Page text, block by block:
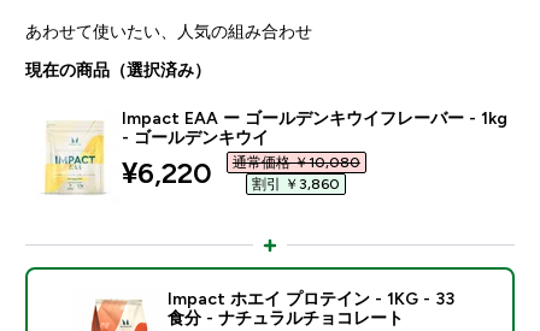
あわせて使いたい、人気の組み合わせ
現在の商品（選択済み）
Impact EAA ー ゴールデンキウイフレーバー - 1kg
- ゴールデンキウイ
discounted price
¥6,220‎
通常価格 ￥10,080‎
割引 ￥3,860‎
Impact ホエイ プロテイン - 1KG - 33
食分 - ナチュラルチョコレート